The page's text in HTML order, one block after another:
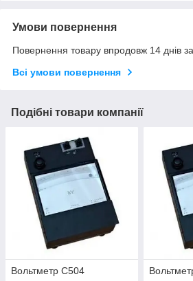
Умови повернення
Повернення товару впродовж 14 днів
Всі умови повернення
Подібні товари компанії
Вольтметр С504